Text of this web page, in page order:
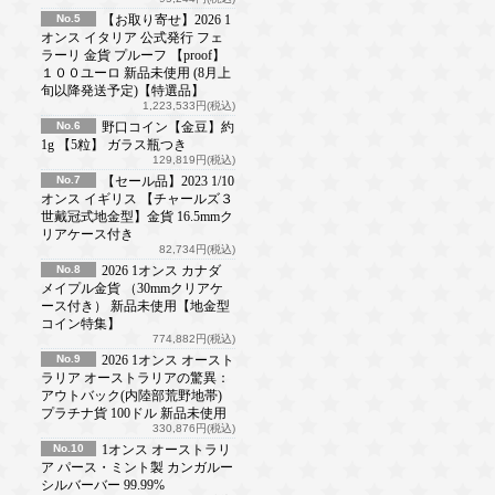
No.5
【お取り寄せ】2026 1
オンス イタリア 公式発行 フェ
ラーリ 金貨 プルーフ 【proof】
１００ユーロ 新品未使用 (8月上
旬以降発送予定)【特選品】
1,223,533円(税込)
No.6
野口コイン【金豆】約
1g 【5粒】 ガラス瓶つき
129,819円(税込)
No.7
【セール品】2023 1/10
オンス イギリス 【チャールズ３
世戴冠式地金型】金貨 16.5mmク
リアケース付き
82,734円(税込)
No.8
2026 1オンス カナダ
メイプル金貨 （30mmクリアケ
ース付き） 新品未使用【地金型
コイン特集】
774,882円(税込)
No.9
2026 1オンス オースト
ラリア オーストラリアの驚異：
アウトバック(内陸部荒野地帯)
プラチナ貨 100ドル 新品未使用
330,876円(税込)
No.10
1オンス オーストラリ
ア パース・ミント製 カンガルー
シルバーバー 99.99%